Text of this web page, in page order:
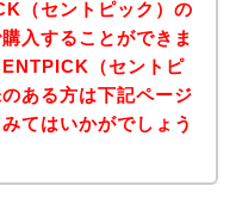
（セントピック）の
入することができま
（セントピ
ある方は下記ページ
てはいかがでしょう